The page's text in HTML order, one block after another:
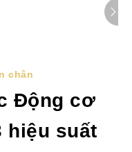
chân
Động cơ
hiệu suất